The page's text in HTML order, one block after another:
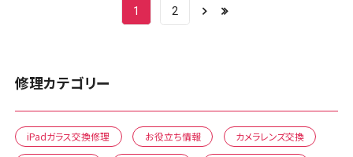
1 2
修理カテゴリー
iPadガラス交換修理 お役立ち情報 カメラレンズ交換